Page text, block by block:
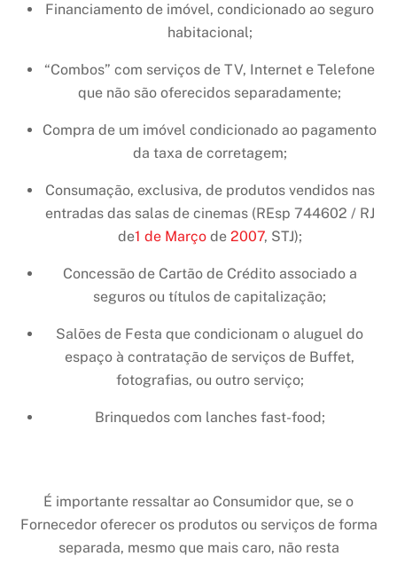
Financiamento de imóvel, condicionado ao seguro
habitacional;
“Combos” com serviços de TV, Internet e Telefone
que não são oferecidos separadamente;
Compra de um imóvel condicionado ao pagamento
da taxa de corretagem;
Consumação, exclusiva, de produtos vendidos nas
entradas das salas de cinemas (REsp 744602 / RJ
de1 de Marçode 2007, STJ);
Concessão de Cartão de Crédito associado a
seguros ou títulos de capitalização;
Salões de Festa que condicionam o aluguel do
espaço à contratação de serviços de Buffet,
fotografias, ou outro serviço;
Brinquedos com lanches fast-food;
É importante ressaltar ao Consumidor que, se o
Fornecedor oferecer os produtos ou serviços de forma
separada, mesmo que mais caro, não resta